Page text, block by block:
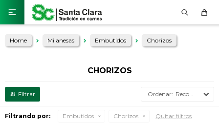

Home Milanesas Embutidos Chorizos
CHORIZOS
Recomendados
Filtrando por: Embutidos Chorizos Quitar filtros